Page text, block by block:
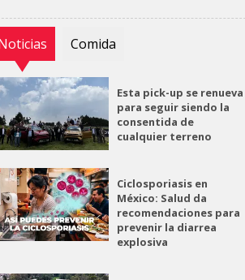
Comida
Esta pick-up se renueva
para seguir siendo la
consentida de
cualquier terreno
Ciclosporiasis en
México: Salud da
recomendaciones para
prevenir la diarrea
explosiva